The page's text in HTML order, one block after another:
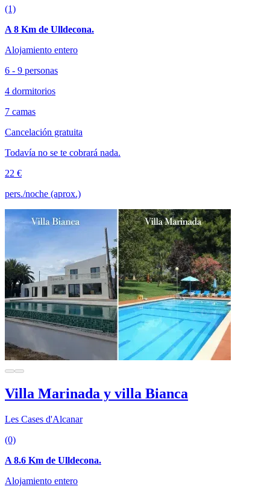
(1)
A 8 Km de Ulldecona.
Alojamiento entero
6 - 9 personas
4 dormitorios
7 camas
Cancelación gratuita
Todavía no se te cobrará nada.
22 €
pers./noche (aprox.)
Villa Marinada y villa Bianca
Les Cases d'Alcanar
(0)
A 8.6 Km de Ulldecona.
Alojamiento entero